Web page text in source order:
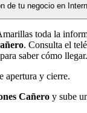
de tu negocio en
toda la
. Consulta el
para saber cómo llegar.
apertura y cierre.
Cañero y sube